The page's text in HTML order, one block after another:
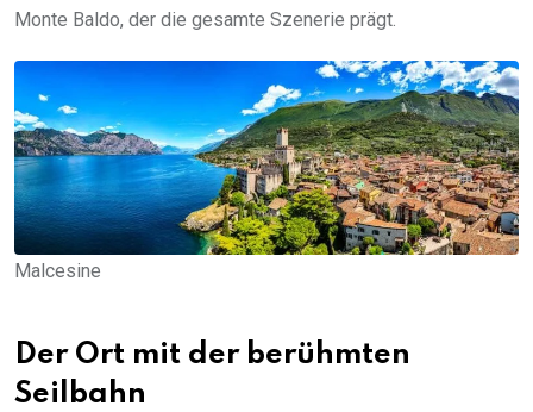
Monte Baldo, der die gesamte Szenerie prägt.
Malcesine
Der Ort mit der berühmten
Seilbahn